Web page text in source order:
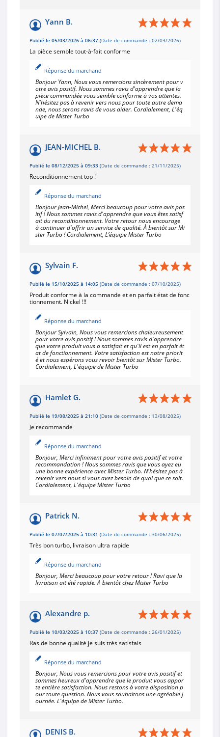
Yann B.
Publié le 05/03/2026 à 06:37 (Date de commande : 02/03/2026)
La pièce semble tout-à-fait conforme
Réponse du marchand
Bonjour Yann, Nous vous remercions sincèrement pour v
otre avis positif. Nous sommes ravis d'apprendre que la
pièce commandée vous semble conforme à vos attentes.
N'hésitez pas à revenir vers nous pour toute autre dema
nde, nous serons ravis de vous aider. Cordialement, L'éq
uipe de Mister Turbo
JEAN-MICHEL B.
Publié le 08/12/2025 à 09:33 (Date de commande : 21/11/2025)
Reconditionnement top !
Réponse du marchand
Bonjour Jean-Michel, Merci beaucoup pour votre avis pos
itif ! Nous sommes ravis d'apprendre que vous êtes satisf
ait du reconditionnement. Votre retour nous encourage
à continuer d'offrir un service de qualité. À bientôt sur Mi
ster Turbo ! Cordialement, L’équipe Mister Turbo
Sylvain F.
Publié le 15/10/2025 à 14:05 (Date de commande : 07/10/2025)
Produit conforme à la commande et en parfait état de fonc
tionnement. Nickel !!!
Réponse du marchand
Bonjour Sylvain, Nous vous remercions chaleureusement
pour votre avis positif ! Nous sommes ravis d'apprendre
que votre produit vous a satisfait et qu'il est en parfait ét
at de fonctionnement. Votre satisfaction est notre priorit
é et nous espérons vous revoir bientôt sur Mister Turbo.
Cordialement, L'équipe de Mister Turbo
Hamlet G.
Publié le 19/08/2025 à 21:10 (Date de commande : 13/08/2025)
Je recommande
Réponse du marchand
Bonjour, Merci infiniment pour votre avis positif et votre
recommandation ! Nous sommes ravis que vous ayez eu
une bonne expérience avec Mister Turbo. N'hésitez pas à
revenir vers nous si vous avez besoin de quoi que ce soit.
Cordialement, L'équipe Mister Turbo
Patrick N.
Publié le 07/07/2025 à 10:31 (Date de commande : 30/06/2025)
Très bon turbo, livraison ultra rapide
Réponse du marchand
Bonjour, Merci beaucoup pour votre retour ! Ravi que la
livraison ait été rapide. A bientôt chez Mister Turbo
Alexandre p.
Publié le 10/03/2025 à 10:37 (Date de commande : 26/01/2025)
Ras de bonne qualité je suis très satisfais
Réponse du marchand
Bonjour, Nous vous remercions pour votre avis positif et
sommes heureux d'apprendre que le produit vous appor
te entière satisfaction. Nous restons à votre disposition p
our toute question. Nous vous souhaitons une agréable j
ournée. L'équipe de Mister Turbo.
DENIS B.